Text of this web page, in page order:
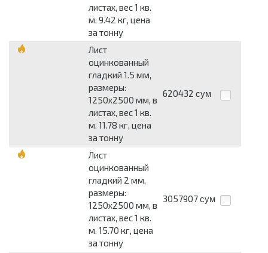
листах, вес 1 кв.
м. 9.42 кг, цена
за тонну
Лист
оцинкованный
гладкий 1.5 мм,
размеры:
1250x2500 мм, в
листах, вес 1 кв.
м. 11.78 кг, цена
за тонну
620432 сум
Лист
оцинкованный
гладкий 2 мм,
размеры:
1250x2500 мм, в
листах, вес 1 кв.
м. 15.70 кг, цена
за тонну
3057907 сум